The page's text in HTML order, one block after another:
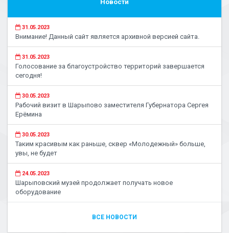
Новости
31.05.2023
Внимание! Данный сайт является архивной версией сайта.
31.05.2023
Голосование за благоустройство территорий завершается
сегодня!
30.05.2023
Рабочий визит в Шарыпово заместителя Губернатора Сергея
Ерёмина
30.05.2023
Таким красивым как раньше, сквер «Молодежный» больше,
увы, не будет
24.05.2023
Шарыповский музей продолжает получать новое
оборудование
ВСЕ НОВОСТИ